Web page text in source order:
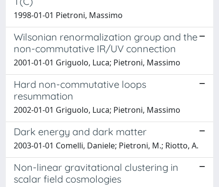
1998-01-01 Pietroni, Massimo
Wilsonian renormalization group and the
non-commutative IR/UV connection
2001-01-01 Griguolo, Luca; Pietroni, Massimo
Hard non-commutative loops
resummation
2002-01-01 Griguolo, Luca; Pietroni, Massimo
Dark energy and dark matter
2003-01-01 Comelli, Daniele; Pietroni, M.; Riotto, A.
Non-linear gravitational clustering in
scalar field cosmologies